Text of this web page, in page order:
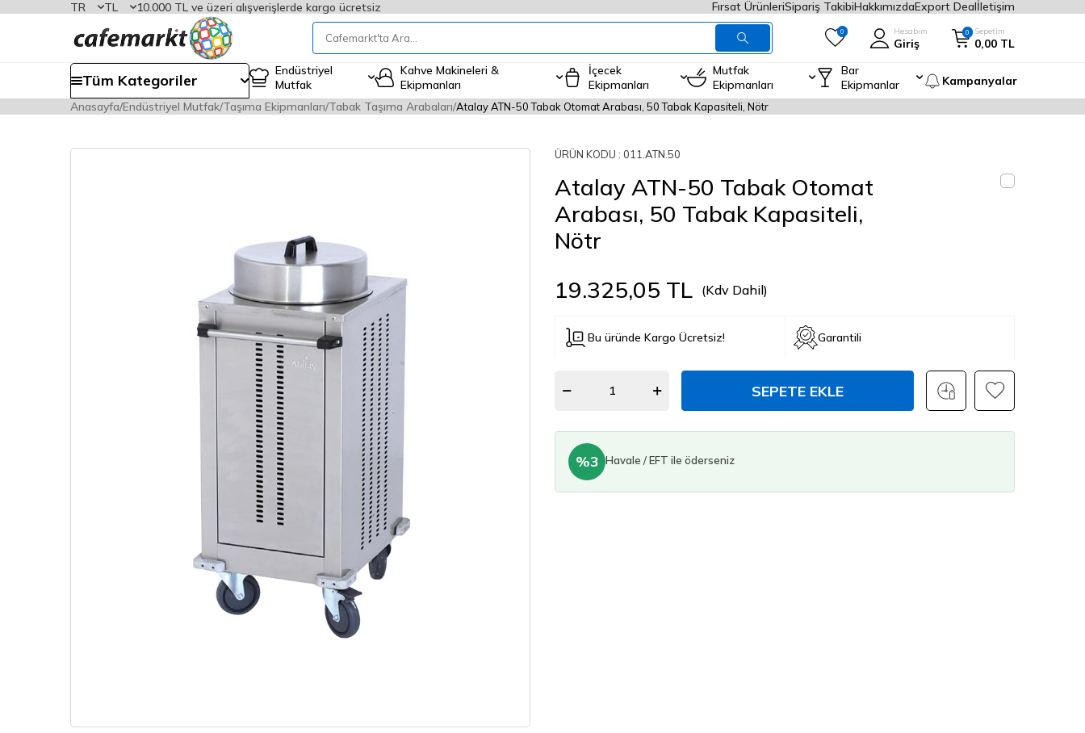
TR TL 10.000 TL ve üzeri alışverişlerde kargo ücretsiz Fırsat ÜrünleriSipariş TakibiHakkımızdaExport Dealİletişim
0 Hesabım
Giriş
0 Sepetim
0,00 TL
Tüm Kategoriler
Endüstriyel
Mutfak
Kahve Makineleri &
Ekipmanları
İçecek
Ekipmanları
Mutfak
Ekipmanları
Bar
Ekipmanlar
Kampanyalar
Anasayfa Endüstriyel Mutfak Taşıma Ekipmanları Tabak Taşıma Arabaları Atalay ATN-50 Tabak Otomat Arabası, 50 Tabak Kapasiteli, Nötr
ÜRÜN KODU : 011.ATN.50
Atalay ATN-50 Tabak Otomat
Arabası, 50 Tabak Kapasiteli,
Nötr
19.325,05 TL (Kdv Dahil)
Bu üründe Kargo Ücretsiz! Garantili
SEPETE EKLE
%3 Havale / EFT ile öderseniz